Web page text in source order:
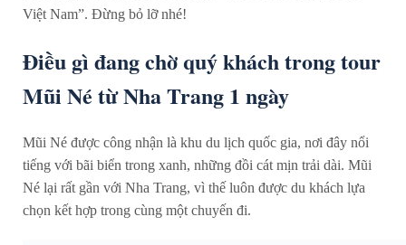
Việt Nam”. Đừng bỏ lỡ nhé!
Điều gì đang chờ quý khách trong tour
Mũi Né từ Nha Trang 1 ngày
Mũi Né được công nhận là khu du lịch quốc gia, nơi đây nổi
tiếng với bãi biển trong xanh, những đồi cát mịn trải dài. Mũi
Né lại rất gần với Nha Trang, vì thế luôn được du khách lựa
chọn kết hợp trong cùng một chuyến đi.